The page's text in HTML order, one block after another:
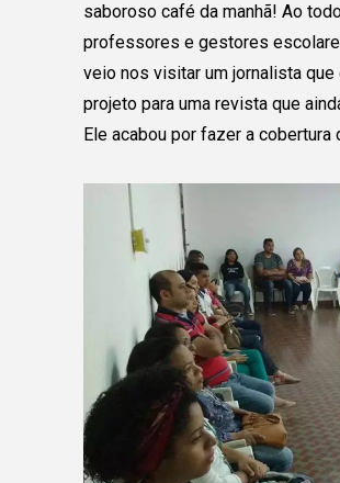
saboroso café da manhã! Ao
professores e gestores
veio nos visitar um jornalista
projeto para uma revista que
Ele acabou por fazer a cobertura
com o
Juntas e juntos
ampliar a
está sendo realizada
estudantes de todo
Preencha as
permita que o grupo
em contato com você!
grupo tenha interesse,